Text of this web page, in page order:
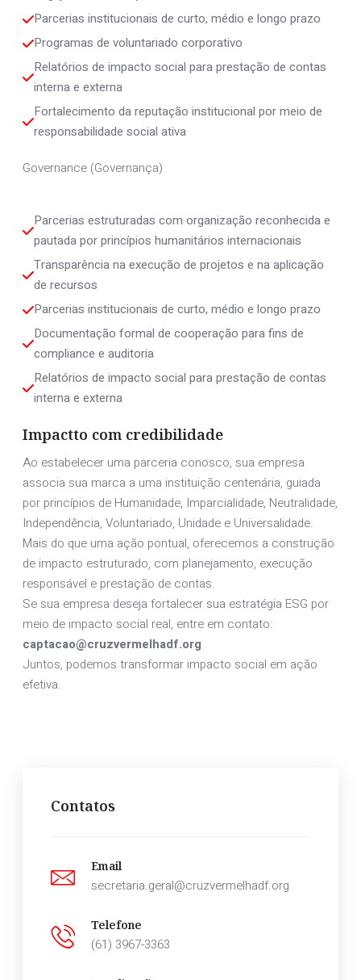
Parcerias institucionais de curto, médio e longo prazo
Programas de voluntariado corporativo
Relatórios de impacto social para prestação de contas
interna e externa
Fortalecimento da reputação institucional por meio de
responsabilidade social ativa
Governance (Governança)
Parcerias estruturadas com organização reconhecida e
pautada por princípios humanitários internacionais
Transparência na execução de projetos e na aplicação
de recursos
Parcerias institucionais de curto, médio e longo prazo
Documentação formal de cooperação para fins de
compliance e auditoria
Relatórios de impacto social para prestação de contas
interna e externa
Impactto com credibilidade
Ao estabelecer uma parceria conosco, sua empresa
associa sua marca a uma instituição centenária, guiada
por princípios de Humanidade, Imparcialidade, Neutralidade,
Independência, Voluntariado, Unidade e Universalidade.
Mais do que uma ação pontual, oferecemos a construção
de impacto estruturado, com planejamento, execução
responsável e prestação de contas.
Se sua empresa deseja fortalecer sua estratégia ESG por
meio de impacto social real, entre em contato:
captacao@cruzvermelhadf.org
Juntos, podemos transformar impacto social em ação
efetiva.
Contatos
Email
secretaria.geral@cruzvermelhadf.org
Telefone
(61) 3967-3363